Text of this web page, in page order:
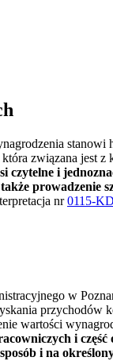
stanowi
związana jest z
czytelne i
prowadzenie
nr0115-
w
przychodów
wartości
i
i na